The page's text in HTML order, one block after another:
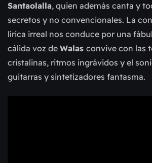
Santaolalla, quien además canta y
secretos y no convencionales. La
lírica irreal nos conduce por una
cálida voz de Walas convive con las
cristalinas, ritmos ingrávidos y el
guitarras y sintetizadores fantasma.